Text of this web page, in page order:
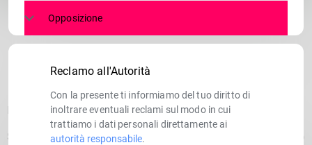
Roma, 23 aprile 2024
Si è concluso il primo tavolo tecnico tra Anas e il Consorzio
Opposizione
Reclamo all'Autorità
Con la presente ti informiamo del tuo diritto di
inoltrare eventuali reclami sul modo in cui
trattiamo i dati personali direttamente ai
autorità responsabile.